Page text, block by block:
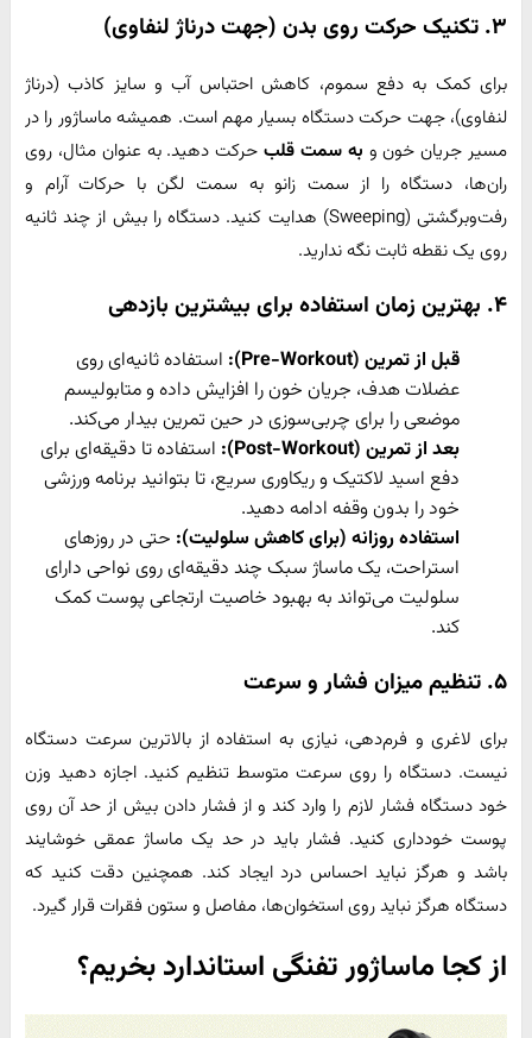
۳. تکنیک حرکت روی بدن (جهت درناژ لنفاوی)
برای کمک به دفع سموم، کاهش احتباس آب و سایز کاذب (درناژ
لنفاوی)، جهت حرکت دستگاه بسیار مهم است. همیشه ماساژور را در
مسیر جریان خون و به سمت قلب حرکت دهید. به عنوان مثال، روی
ران‌ها، دستگاه را از سمت زانو به سمت لگن با حرکات آرام و
رفت‌وبرگشتی (Sweeping) هدایت کنید. دستگاه را بیش از چند ثانیه
روی یک نقطه ثابت نگه ندارید.
۴. بهترین زمان استفاده برای بیشترین بازدهی
قبل از تمرین (Pre-Workout):
استفاده ثانیه‌ای روی
عضلات هدف، جریان خون را افزایش داده و متابولیسم
موضعی را برای چربی‌سوزی در حین تمرین بیدار می‌کند.
بعد از تمرین (Post-Workout):
استفاده تا دقیقه‌ای برای
دفع اسید لاکتیک و ریکاوری سریع، تا بتوانید برنامه ورزشی
خود را بدون وقفه ادامه دهید.
استفاده روزانه (برای کاهش سلولیت): حتی در روزهای
استراحت، یک ماساژ سبک چند دقیقه‌ای روی نواحی دارای
سلولیت می‌تواند به بهبود خاصیت ارتجاعی پوست کمک
کند.
۵. تنظیم میزان فشار و سرعت
برای لاغری و فرم‌دهی، نیازی به استفاده از بالاترین سرعت دستگاه
نیست. دستگاه را روی سرعت متوسط تنظیم کنید. اجازه دهید وزن
خود دستگاه فشار لازم را وارد کند و از فشار دادن بیش از حد آن روی
پوست خودداری کنید. فشار باید در حد یک ماساژ عمقی خوشایند
باشد و هرگز نباید احساس درد ایجاد کند. همچنین دقت کنید که
دستگاه هرگز نباید روی استخوان‌ها، مفاصل و ستون فقرات قرار گیرد.
از کجا ماساژور تفنگی استاندارد بخریم؟